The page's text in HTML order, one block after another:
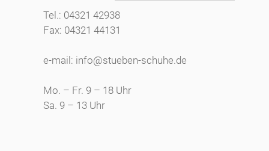
Tel.: 04321 42938
Fax: 04321 44131
e-mail: info@stueben-schuhe.de
Mo. – Fr. 9 – 18 Uhr
Sa. 9 – 13 Uhr